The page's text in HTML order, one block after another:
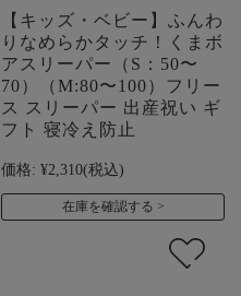
【キッズ・ベビー】ふんわ
りなめらかタッチ！くまボ
アスリーパー（S：50〜
70）（M:80〜100）フリー
ス スリーパー 出産祝い ギ
フト 寝冷え防止
価格: ¥2,310(税込)
在庫を確認する